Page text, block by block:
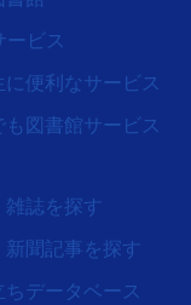
ービス
に便利なサービス
も図書館サービス
雑誌を探す
聞記事を探す
ちデータベース